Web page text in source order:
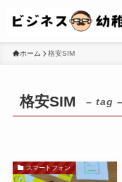
ホーム 格安SIM
格安SIM – tag –
スマートフォン